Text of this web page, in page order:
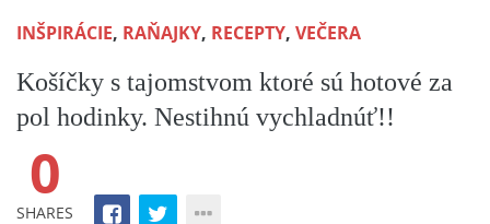
INŠPIRÁCIE, RAŇAJKY, RECEPTY, VEČERA
Košíčky s tajomstvom ktoré sú hotové za
pol hodinky. Nestihnú vychladnúť!!
0
SHARES